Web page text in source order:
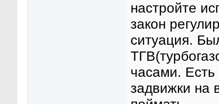
настройте
закон
ситуация.
часами.
задвижки на